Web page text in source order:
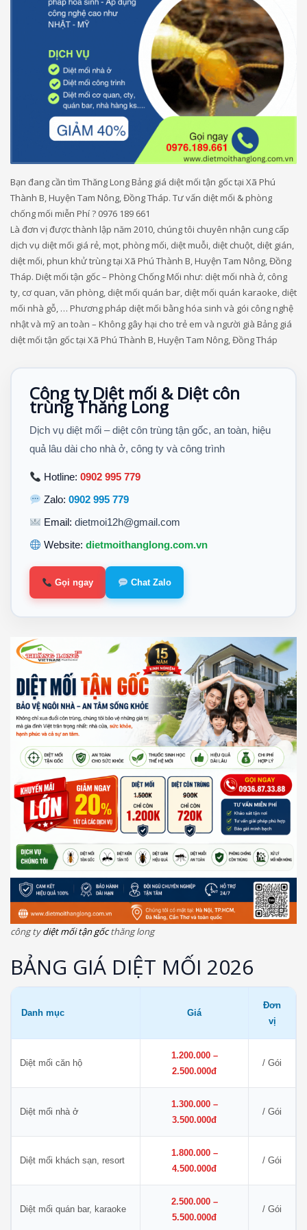
Bạn đang cần tìm Thăng Long Bảng giá diệt mối tận gốc tại Xã Phú
Thành B, Huyện Tam Nông, Đồng Tháp. Tư vấn diệt mối & phòng
chống mối miễn Phí ? 0976 189 661
Là đơn vị được thành lập năm 2010, chúng tôi chuyên nhận cung cấp
dịch vụ diệt mối giá rẻ, mọt, phòng mối, diệt muỗi, diệt chuột, diệt gián,
diệt mối, phun khử trùng tại Xã Phú Thành B, Huyện Tam Nông, Đồng
Tháp. Diệt mối tận gốc – Phòng Chống Mối như: diệt mối nhà ở, công
ty, cơ quan, văn phòng, diệt mối quán bar, diệt mối quán karaoke, diệt
mối nhà gỗ, … Phương pháp diệt mối bằng hóa sinh và gói công nghệ
nhật và mỹ an toàn – Không gây hại cho trẻ em và người già Bảng giá
diệt mối tận gốc tại Xã Phú Thành B, Huyện Tam Nông, Đồng Tháp
Công ty Diệt mối & Diệt côn
trùng Thăng Long
Dịch vụ diệt mối – diệt côn trùng tận gốc, an toàn, hiệu
quả lâu dài cho nhà ở, công ty và công trình
Hotline:0902 995 779
Zalo:0902 995 779
Email:dietmoi12h@gmail.com
Website:dietmoithanglong.com.vn
Gọi ngay Chat Zalo
công tydiệt mối tận gốcthăng long
BẢNG GIÁ DIỆT MỐI 2026
Danh mục Giá
Đơn
vị
Diệt mối căn hộ
1.200.000 –
2.500.000đ
/ Gói
Diệt mối nhà ở
1.300.000 –
3.500.000đ
/ Gói
Diệt mối khách sạn, resort
1.800.000 –
4.500.000đ
/ Gói
Diệt mối quán bar, karaoke
2.500.000 –
5.500.000đ
/ Gói